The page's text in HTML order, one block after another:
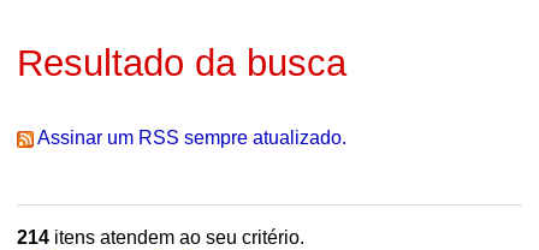
Resultado da busca
Assinar um RSS sempre atualizado.
214itens atendem ao seu critério.